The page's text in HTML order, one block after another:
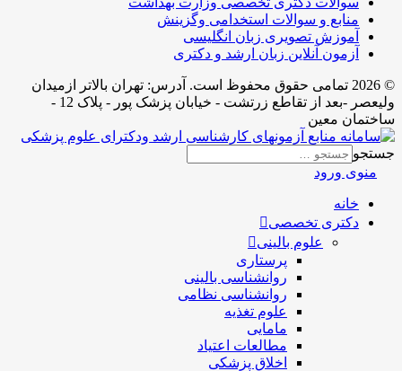
منابع و سوالات استخدامی وگزینش
آموزش تصویری زبان انگلیسی
آزمون آنلاین زبان ارشد و دکتری
© 2026 تمامی حقوق محفوظ است. آدرس:‌ تهران بالاتر ازمیدان
ولیعصر -بعد از تقاطع زرتشت - خیابان پزشک پور - پلاک 12 -
ساختمان معین
جستجو
منوی ورود
خانه
دکتری تخصصی
علوم بالینی
پرستاری
روانشناسی بالینی
روانشناسی نظامی
علوم تغذیه
مامایی
مطالعات اعتیاد
اخلاق پزشکی